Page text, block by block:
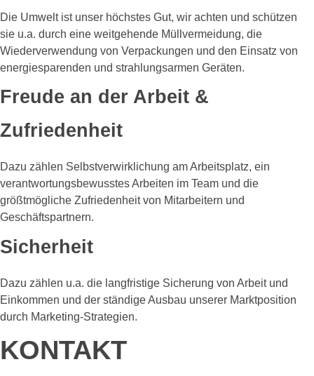
Die Umwelt ist unser höchstes Gut, wir achten und schützen
sie u.a. durch eine weitgehende Müllvermeidung, die
Wiederverwendung von Verpackungen und den Einsatz von
energiesparenden und strahlungsarmen Geräten.
Freude an der Arbeit &
Zufriedenheit
Dazu zählen Selbstverwirklichung am Arbeitsplatz, ein
verantwortungsbewusstes Arbeiten im Team und die
größtmögliche Zufriedenheit von Mitarbeitern und
Geschäftspartnern.
Sicherheit
Dazu zählen u.a. die langfristige Sicherung von Arbeit und
Einkommen und der ständige Ausbau unserer Marktposition
durch Marketing-Strategien.
KONTAKT